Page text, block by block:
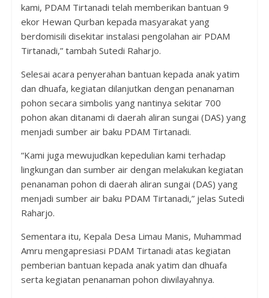
kami, PDAM Tirtanadi telah memberikan bantuan 9
ekor Hewan Qurban kepada masyarakat yang
berdomisili disekitar instalasi pengolahan air PDAM
Tirtanadi,” tambah Sutedi Raharjo.
Selesai acara penyerahan bantuan kepada anak yatim
dan dhuafa, kegiatan dilanjutkan dengan penanaman
pohon secara simbolis yang nantinya sekitar 700
pohon akan ditanami di daerah aliran sungai (DAS) yang
menjadi sumber air baku PDAM Tirtanadi.
“Kami juga mewujudkan kepedulian kami terhadap
lingkungan dan sumber air dengan melakukan kegiatan
penanaman pohon di daerah aliran sungai (DAS) yang
menjadi sumber air baku PDAM Tirtanadi,” jelas Sutedi
Raharjo.
Sementara itu, Kepala Desa Limau Manis, Muhammad
Amru mengapresiasi PDAM Tirtanadi atas kegiatan
pemberian bantuan kepada anak yatim dan dhuafa
serta kegiatan penanaman pohon diwilayahnya.